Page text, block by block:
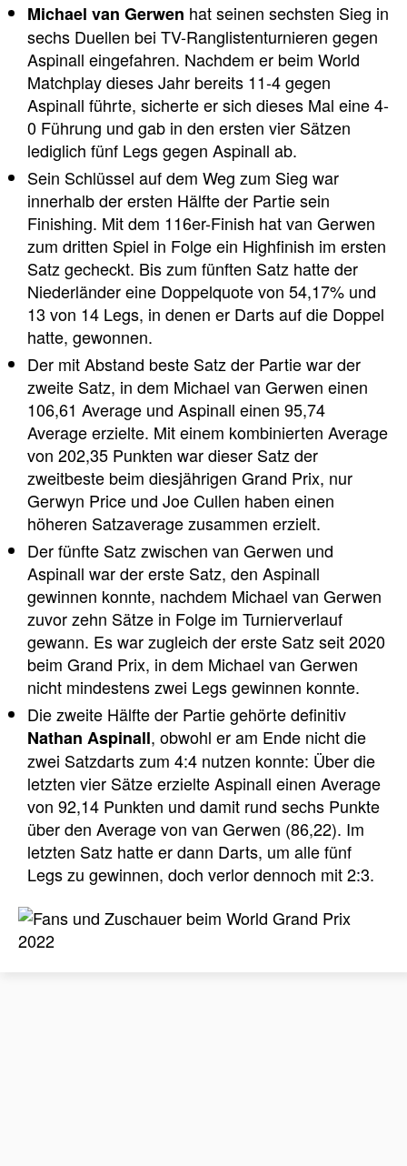
Michael van Gerwen hat seinen sechsten Sieg in
sechs Duellen bei TV-Ranglistenturnieren gegen
Aspinall eingefahren. Nachdem er beim World
Matchplay dieses Jahr bereits 11-4 gegen
Aspinall führte, sicherte er sich dieses Mal eine 4-
0 Führung und gab in den ersten vier Sätzen
lediglich fünf Legs gegen Aspinall ab.
Sein Schlüssel auf dem Weg zum Sieg war
innerhalb der ersten Hälfte der Partie sein
Finishing. Mit dem 116er-Finish hat van Gerwen
zum dritten Spiel in Folge ein Highfinish im ersten
Satz gecheckt. Bis zum fünften Satz hatte der
Niederländer eine Doppelquote von 54,17% und
13 von 14 Legs, in denen er Darts auf die Doppel
hatte, gewonnen.
Der mit Abstand beste Satz der Partie war der
zweite Satz, in dem Michael van Gerwen einen
106,61 Average und Aspinall einen 95,74
Average erzielte. Mit einem kombinierten Average
von 202,35 Punkten war dieser Satz der
zweitbeste beim diesjährigen Grand Prix, nur
Gerwyn Price und Joe Cullen haben einen
höheren Satzaverage zusammen erzielt.
Der fünfte Satz zwischen van Gerwen und
Aspinall war der erste Satz, den Aspinall
gewinnen konnte, nachdem Michael van Gerwen
zuvor zehn Sätze in Folge im Turnierverlauf
gewann. Es war zugleich der erste Satz seit 2020
beim Grand Prix, in dem Michael van Gerwen
nicht mindestens zwei Legs gewinnen konnte.
Die zweite Hälfte der Partie gehörte definitiv
Nathan Aspinall, obwohl er am Ende nicht die
zwei Satzdarts zum 4:4 nutzen konnte: Über die
letzten vier Sätze erzielte Aspinall einen Average
von 92,14 Punkten und damit rund sechs Punkte
über den Average von van Gerwen (86,22). Im
letzten Satz hatte er dann Darts, um alle fünf
Legs zu gewinnen, doch verlor dennoch mit 2:3.